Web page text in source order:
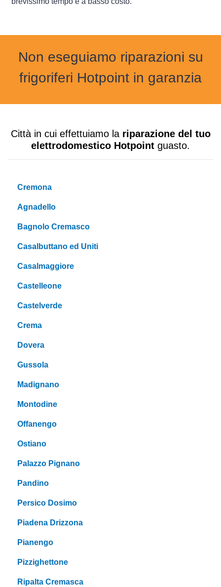
Non eseguiamo riparazioni su
frigoriferi Hotpoint in garanzia
Città in cui effettuiamo la riparazione del tuo
elettrodomestico Hotpoint guasto.
Cremona
Agnadello
Bagnolo Cremasco
Casalbuttano ed Uniti
Casalmaggiore
Castelleone
Castelverde
Crema
Dovera
Gussola
Madignano
Montodine
Offanengo
Ostiano
Palazzo Pignano
Pandino
Persico Dosimo
Piadena Drizzona
Pianengo
Pizzighettone
Ripalta Cremasca